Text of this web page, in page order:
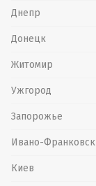
Днепр
Донецк
Житомир
Ужгород
Запорожье
Ивано-Франковск
Киев